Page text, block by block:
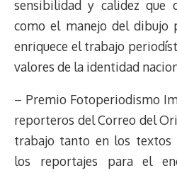
sensibilidad y calidez que
como el manejo del dibujo
enriquece el trabajo
valores de la identidad
– Premio Fotoperiodismo
reporteros del Correo del
trabajo tanto en los textos
los reportajes para el